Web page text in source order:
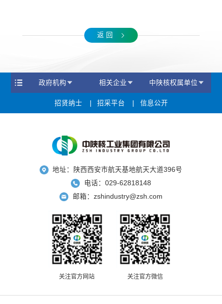
返 回
政府机构 相关企业 中陕核权属单位
招贤纳士 招采平台 信息公开
地址：陕西西安市航天基地航天大道396号
电话：029-62818148
邮箱：zshindustry@zsh.com
关注官方网站 关注官方微信